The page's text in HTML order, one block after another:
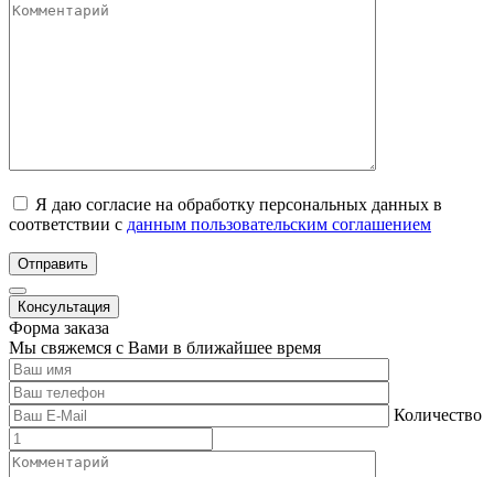
Я даю согласие на обработку персональных данных в
соответствии с данным пользовательским соглашением
Отправить
Консультация
Форма заказа
Мы свяжемся с Вами в ближайшее время
Количество